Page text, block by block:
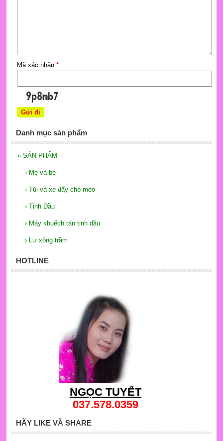
Mã xác nhận *
Danh mục sản phẩm
» SẢN PHẨM
› Mẹ và bé
› Túi và xe đẩy chó mèo
› Tinh Dầu
› Máy khuếch tán tinh dầu
› Lư xông trầm
HOTLINE
NGỌC TUYẾT
037.578.0359
HÃY LIKE VÀ SHARE